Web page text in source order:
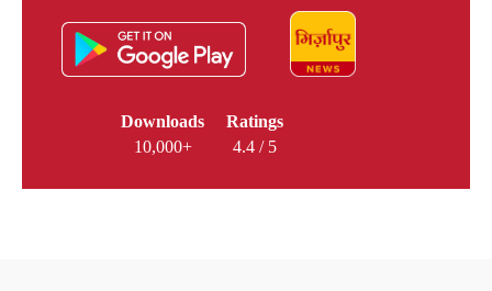
Downloads
10,000+
Ratings
4.4 / 5